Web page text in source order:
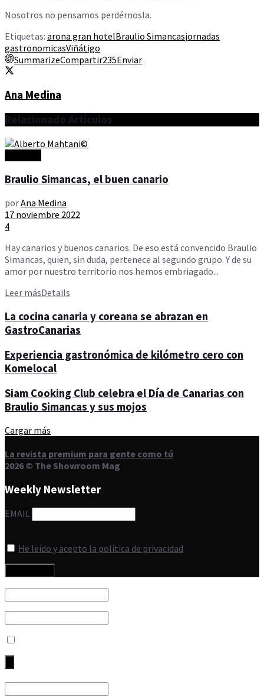
Nosotros no pensamos perdérnosla.
Etiquetas: arona gran hotelBraulio Simancasjornadas
gastronomicasViñátigo
SummarizeCompartir235Enviar
Ana Medina
Relacionado Artículos
Braulio Simancas, el buen canario
porAna Medina
17 noviembre 2022
4
Hay canarios y buenos canarios. De eso está convencido Braulio
Simancas, quien, sin duda, pertenece al segundo grupo. Y de su
amor por nuestro territorio nos hemos embriagado...
Leer másDetails
La cocina canaria y coreana se abrazan en
GastroCanarias
Experiencia gastronómica de kilómetro cero con
Komelocal
Siam Cooking Club celebra el Día de Canarias con
Braulio Simancas y sus mojos
Cargar más
La revista premium para gente como tú
2026 © The Showroom Mag
Weekly Newsletter
EMAIL
He leído y acepto la política de privacidad